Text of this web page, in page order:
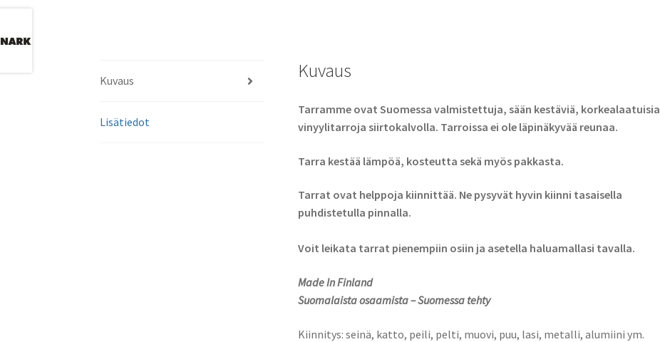
Kuvaus
Lisätiedot
Kuvaus
Tarramme ovat Suomessa valmistettuja, sään kestäviä, korkealaatuisia
vinyylitarroja siirtokalvolla. Tarroissa ei ole läpinäkyvää reunaa.
Tarra kestää lämpöä, kosteutta sekä myös pakkasta.
Tarrat ovat helppoja kiinnittää. Ne pysyvät hyvin kiinni tasaisella
puhdistetulla pinnalla.
Voit leikata tarrat pienempiin osiin ja asetella haluamallasi tavalla.
Made In Finland
Suomalaista osaamista – Suomessa tehty
Kiinnitys: seinä, katto, peili, pelti, muovi, puu, lasi, metalli, alumiini ym.